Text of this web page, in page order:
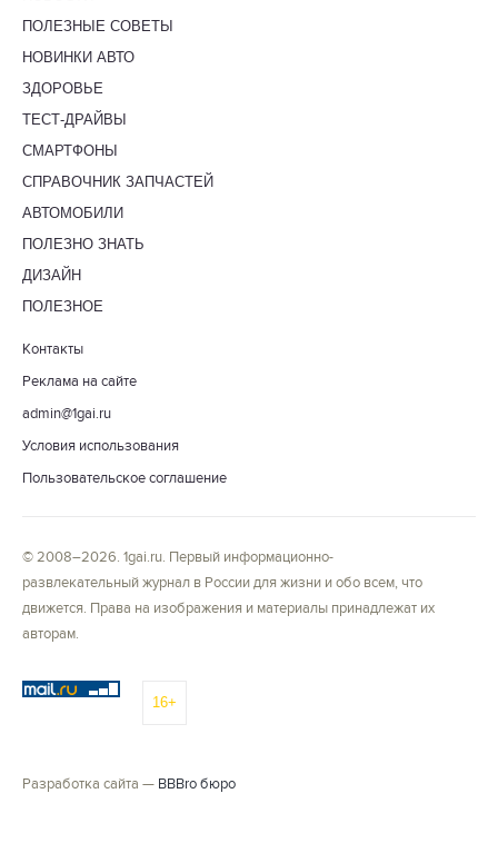
ПОЛЕЗНЫЕ СОВЕТЫ
НОВИНКИ АВТО
ЗДОРОВЬЕ
ТЕСТ-ДРАЙВЫ
СМАРТФОНЫ
СПРАВОЧНИК ЗАПЧАСТЕЙ
АВТОМОБИЛИ
ПОЛЕЗНО ЗНАТЬ
ДИЗАЙН
ПОЛЕЗНОЕ
Контакты
Реклама на сайте
admin@1gai.ru
Условия использования
Пользовательское соглашение
© 2008–2026. 1gai.ru. Первый информационно-
развлекательный журнал в России для жизни и обо всем, что
движется. Права на изображения и материалы принадлежат их
авторам.
16+
Разработка сайта — BBBro бюро